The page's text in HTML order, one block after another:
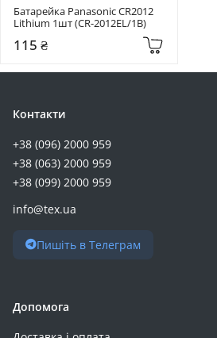
Батарейка Panasonic CR2012
Lithium 1шт (CR-2012EL/1B)
115 ₴
Контакти
+38 (096) 2000 959
+38 (063) 2000 959
+38 (099) 2000 959
info@tex.ua
Пишіть в Телеграм
Допомога